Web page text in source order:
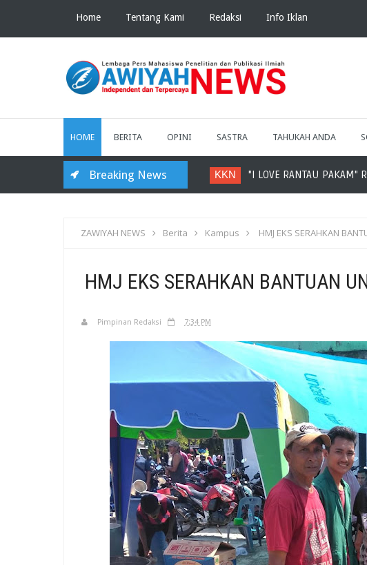
Home Tentang Kami Redaksi Info Iklan
HOME BERITA OPINI SASTRA TAHUKAH ANDA
Breaking News KKN "I LOVE RANTAU PAKAM"
ZAWIYAH NEWS Berita Kampus HMJ EKS SERAHKAN
HMJ EKS SERAHKAN BANTUAN
Pimpinan Redaksi 7:34 PM